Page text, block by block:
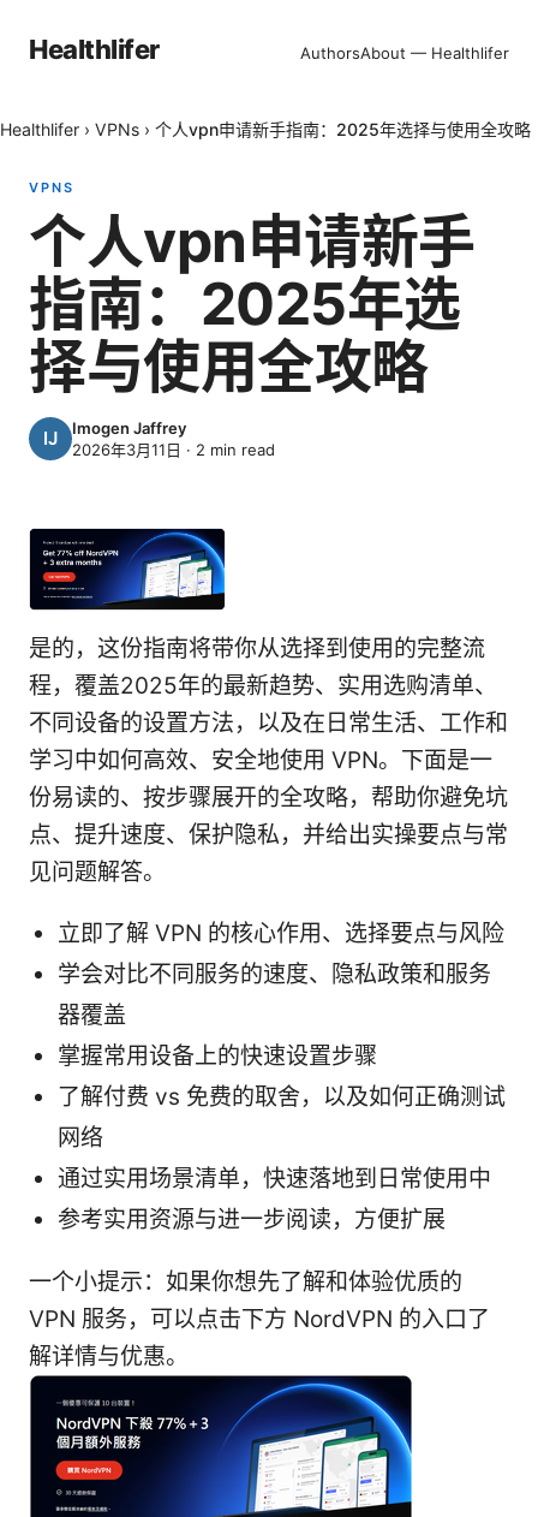
Healthlifer AuthorsAbout — Healthlifer
Healthlifer › VPNs › 个人vpn申请新手指南：2025年选择与使用全攻略
VPNS
个人vpn申请新手
指南：2025年选
择与使用全攻略
Imogen Jaffrey
2026年3月11日 · 2 min read
是的，这份指南将带你从选择到使用的完整流
程，覆盖2025年的最新趋势、实用选购清单、
不同设备的设置方法，以及在日常生活、工作和
学习中如何高效、安全地使用 VPN。下面是一
份易读的、按步骤展开的全攻略，帮助你避免坑
点、提升速度、保护隐私，并给出实操要点与常
见问题解答。
立即了解 VPN 的核心作用、选择要点与风险
学会对比不同服务的速度、隐私政策和服务
器覆盖
掌握常用设备上的快速设置步骤
了解付费 vs 免费的取舍，以及如何正确测试
网络
通过实用场景清单，快速落地到日常使用中
参考实用资源与进一步阅读，方便扩展
一个小提示：如果你想先了解和体验优质的
VPN 服务，可以点击下方 NordVPN 的入口了
解详情与优惠。